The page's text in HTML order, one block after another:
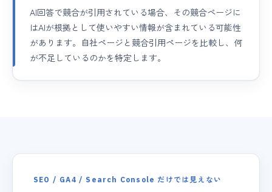
AI回答で競合が引用されている場合、その競合ページに
はAIが根拠として使いやすい情報が含まれている可能性
があります。自社ページと競合引用ページを比較し、何
が不足しているのかを特定します。
SEO / GA4 / Search Console だけでは見えない